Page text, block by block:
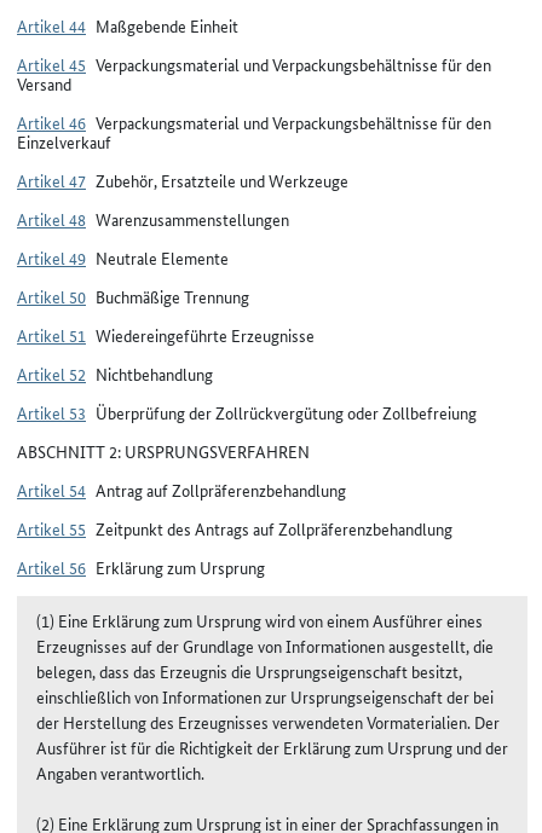
Artikel 44 Maßgebende Einheit
Artikel 45 Verpackungsmaterial und Verpackungsbehältnisse für den
Versand
Artikel 46 Verpackungsmaterial und Verpackungsbehältnisse für den
Einzelverkauf
Artikel 47 Zubehör, Ersatzteile und Werkzeuge
Artikel 48 Warenzusammenstellungen
Artikel 49 Neutrale Elemente
Artikel 50 Buchmäßige Trennung
Artikel 51 Wiedereingeführte Erzeugnisse
Artikel 52 Nichtbehandlung
Artikel 53 Überprüfung der Zollrückvergütung oder Zollbefreiung
ABSCHNITT 2: URSPRUNGSVERFAHREN
Artikel 54 Antrag auf Zollpräferenzbehandlung
Artikel 55 Zeitpunkt des Antrags auf Zollpräferenzbehandlung
Artikel 56 Erklärung zum Ursprung
(1) Eine Erklärung zum Ursprung wird von einem Ausführer eines
Erzeugnisses auf der Grundlage von Informationen ausgestellt, die
belegen, dass das Erzeugnis die Ursprungseigenschaft besitzt,
einschließlich von Informationen zur Ursprungseigenschaft der bei
der Herstellung des Erzeugnisses verwendeten Vormaterialien. Der
Ausführer ist für die Richtigkeit der Erklärung zum Ursprung und der
Angaben verantwortlich.
(2) Eine Erklärung zum Ursprung ist in einer der Sprachfassungen in